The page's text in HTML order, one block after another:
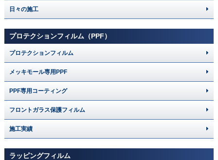
日々の施工
プロテクションフィルム（PPF）
プロテクションフィルム
メッキモール専用PPF
PPF専用コーティング
フロントガラス保護フィルム
施工実績
ラッピングフィルム